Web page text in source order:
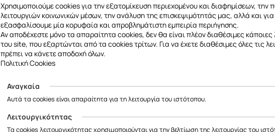
Χρησιμοποιούμε cookies για την εξατομίκευση περιεχομένου και διαφημίσεων, την
λειτουργιών κοινωνικών μέσων, την ανάλυση της επισκεψιμότητάς μας, αλλά και
εξασφαλίσουμε μία κορυφαία και απροβλημάτιστη εμπειρία περιήγησης.
Αν αποδέχεστε μόνο τα απαραίτητα cookies, δεν θα είναι πλέον διαθέσιμες κάποιες
του site, που εξαρτώνται από τα cookies τρίτων. Για να έχετε διαθέσιμες όλες τις
πρέπει να κάνετε αποδοχή όλων.
Πολιτική Cookies
Αναγκαία
Αυτά τα cookies είναι απαραίτητα για τη λειτουργία του ιστότοπου.
Λειτουργικότητας
Τα cookies λειτουργικότητας χρησιμοποιούνται για την βελτίωση της λειτουργίας του